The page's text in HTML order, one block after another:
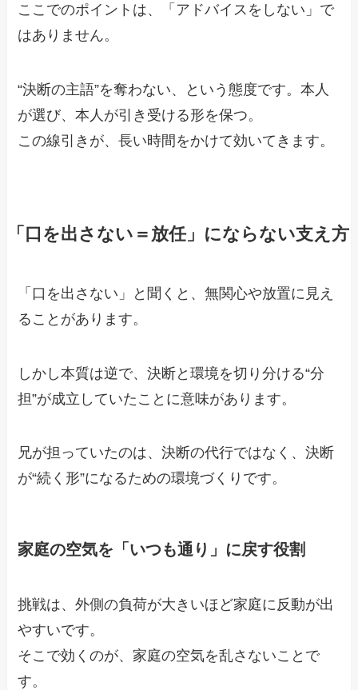
ここでのポイントは、「アドバイスをしない」で
はありません。
“決断の主語”を奪わない、という態度です。本人
が選び、本人が引き受ける形を保つ。
この線引きが、長い時間をかけて効いてきます。
「口を出さない＝放任」にならない支え方
「口を出さない」と聞くと、無関心や放置に見え
ることがあります。
しかし本質は逆で、決断と環境を切り分ける“分
担”が成立していたことに意味があります。
兄が担っていたのは、決断の代行ではなく、決断
が“続く形”になるための環境づくりです。
家庭の空気を「いつも通り」に戻す役割
挑戦は、外側の負荷が大きいほど家庭に反動が出
やすいです。
そこで効くのが、家庭の空気を乱さないことで
す。